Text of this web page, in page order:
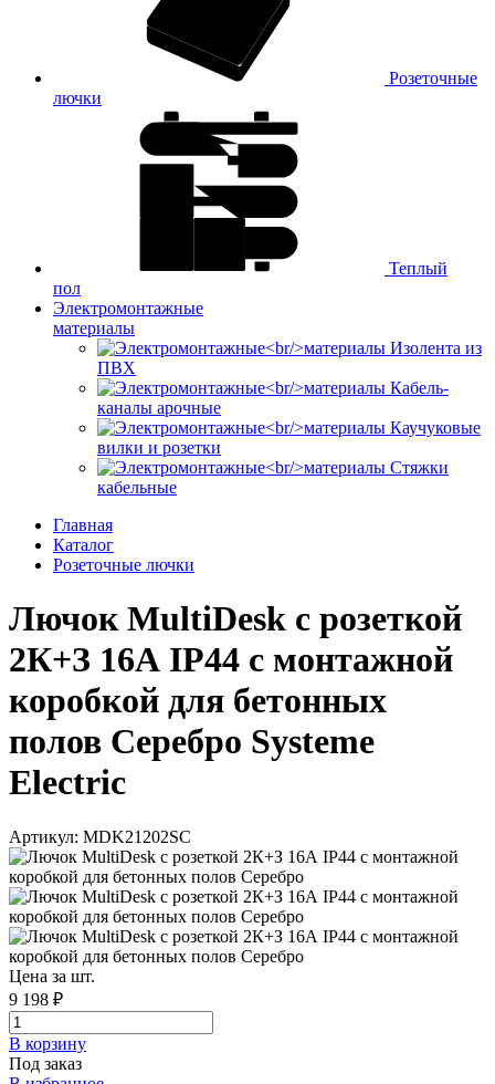
Розеточные
лючки
Теплый
пол
Электромонтажные
материалы
Изолента из
ПВХ
Кабель-
каналы арочные
Каучуковые
вилки и розетки
Стяжки
кабельные
Главная
Каталог
Розеточные лючки
Лючок MultiDesk с розеткой
2К+З 16А IP44 с монтажной
коробкой для бетонных
полов Серебро Systeme
Electric
Артикул: MDK21202SC
Цена за шт.
9 198 ₽
В корзинy
Под заказ